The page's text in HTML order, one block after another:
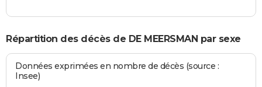
Répartition des décès de DE MEERSMAN par sexe
Données exprimées en nombre de décès (source :
Insee)